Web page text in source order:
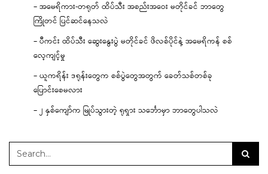
– အမေရိကား-တရုတ် ထိပ်သီး အစည်းအဝေး မတိုင်ခင် ဘာတွေ
ကြိုတင် ပြင်ဆင်နေသလဲ
– ပီကင်း ထိပ်သီး ဆွေးနွေးပွဲ မတိုင်ခင် ဖိလစ်ပိုင်နဲ့ အမေရိကန် စစ်
လေ့ကျင့်မှု
– ယူကရိန်း ဒရုန်းတွေက စစ်ပွဲတွေအတွက် ခေတ်သစ်တစ်ခု
ပြောင်းစေမလား
– ၂ နှစ်ကျော်က မြုပ်သွားတဲ့ ရုရှား သင်္ဘောမှာ ဘာတွေပါသလဲ